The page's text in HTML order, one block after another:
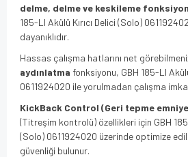
delme, delme ve keskileme
185-LI Akülü Kırıcı Delici (Solo)
dayanıklıdır.
Hassas çalışma hatlarını net
aydınlatma fonksiyonu, GBH 185-LI
0611924020 ile yorulmadan çalışma
KickBack Control (Geri tepme
(Titreşim kontrolü) özellikleri için GBH 185-
(Solo) 0611924020 üzerinde optimize
güvenliği bulunur.